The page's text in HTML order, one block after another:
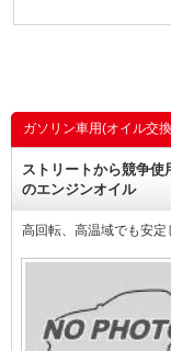
ガソリン車用(オイル交
ストリートから競争使
のエンジンオイル
高回転、高温域でも安